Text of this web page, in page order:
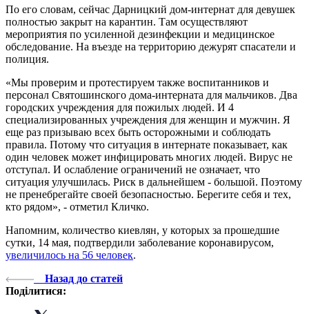
По его словам, сейчас Дарницкий дом-интернат для девушек
полностью закрыт на карантин. Там осуществляют
мероприятия по усиленной дезинфекции и медицинское
обследование. На въезде на территорию дежурят спасатели и
полиция.
«Мы проверим и протестируем также воспитанников и
персонал Святошинского дома-интерната для мальчиков. Два
городских учреждения для пожилых людей. И 4
специализированных учреждения для женщин и мужчин. Я
еще раз призываю всех быть осторожными и соблюдать
правила. Потому что ситуация в интернате показывает, как
один человек может инфицировать многих людей. Вирус не
отступал. И ослабление ограничений не означает, что
ситуация улучшилась. Риск в дальнейшем - большой. Поэтому
не пренебрегайте своей безопасностью. Берегите себя и тех,
кто рядом», - отметил Кличко.
Напомним, количество киевлян, у которых за прошедшие
сутки, 14 мая, подтвердили заболевание коронавирусом,
увеличилось на 56 человек.
Назад до статей
Поділитися: